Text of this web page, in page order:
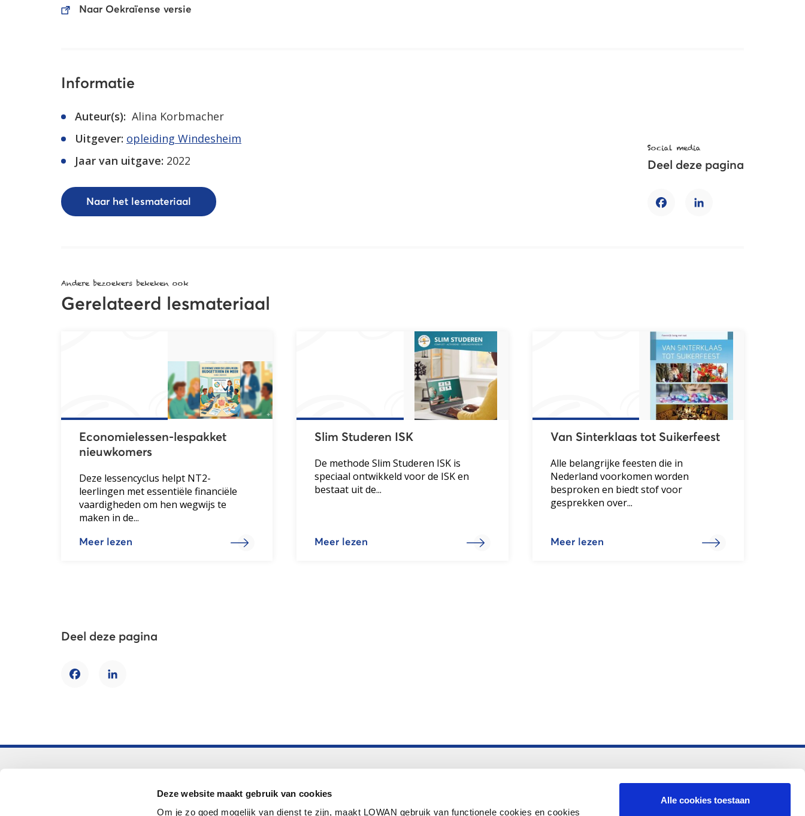
Deze website maakt gebruik van cookies
Om je zo goed mogelijk van dienst te zijn, maakt LOWAN gebruik van functionele cookies en cookies
Alle cookies toestaan
Naar Oekraïense versie
Informatie
Auteur(s): Alina Korbmacher
Uitgever: opleiding Windesheim
Jaar van uitgave: 2022
Naar het lesmateriaal
Social media
Deel deze pagina
FacebookLinkedIn
Andere bezoekers bekeken ook
Gerelateerd lesmateriaal
Economielessen-lespakket
nieuwkomers
Deze lessencyclus helpt NT2-
leerlingen met essentiële financiële
vaardigheden om hen wegwijs te
maken in de...
Meer lezen
Slim Studeren ISK
De methode Slim Studeren ISK is
speciaal ontwikkeld voor de ISK en
bestaat uit de...
Meer lezen
Van Sinterklaas tot Suikerfeest
Alle belangrijke feesten die in
Nederland voorkomen worden
besproken en biedt stof voor
gesprekken over...
Meer lezen
Deel deze pagina
FacebookLinkedIn